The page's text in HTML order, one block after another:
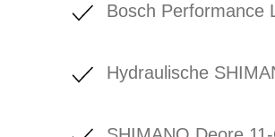
Bosch Performance
Hydraulische